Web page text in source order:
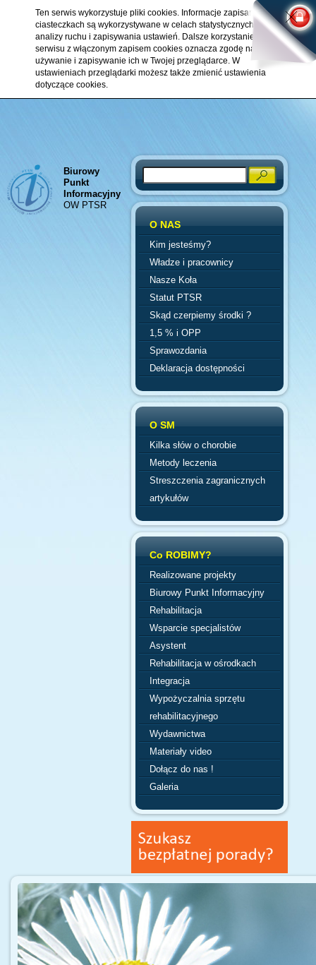
Ten serwis wykorzystuje pliki cookies. Informacje zapisane w
ciasteczkach są wykorzystywane w celach statystycznych,
analizy ruchu i zapisywania ustawień. Dalsze korzystanie z
serwisu z włączonym zapisem cookies oznacza zgodę na ich
używanie i zapisywanie ich w Twojej przeglądarce. W
ustawieniach przeglądarki możesz także zmienić ustawienia
dotyczące cookies.
Biurowy
Punkt
Informacyjny
OW PTSR
Search
O NAS
Kim jesteśmy?
Władze i pracownicy
Nasze Koła
Statut PTSR
Skąd czerpiemy środki ?
1,5 % i OPP
Sprawozdania
Deklaracja dostępności
O SM
Kilka słów o chorobie
Metody leczenia
Streszczenia zagranicznych
artykułów
Co ROBIMY?
Realizowane projekty
Biurowy Punkt Informacyjny
Rehabilitacja
Wsparcie specjalistów
Asystent
Rehabilitacja w ośrodkach
Integracja
Wypożyczalnia sprzętu
rehabilitacyjnego
Wydawnictwa
Materiały video
Dołącz do nas !
Galeria